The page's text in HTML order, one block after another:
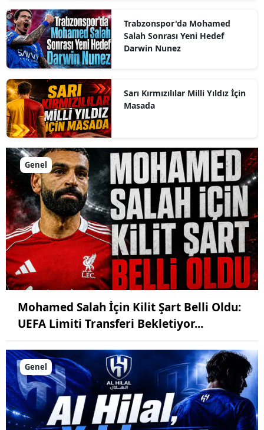
Trabzonspor'da Mohamed
Salah Sonrası Yeni Hedef
Darwin Nunez
Sarı Kırmızılılar Milli Yıldız İçin
Masada
Genel
Mohamed Salah İçin Kilit Şart Belli Oldu:
UEFA Limiti Transferi Bekletiyor...
Genel